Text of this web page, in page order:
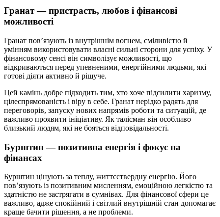
Гранат — пристрасть, любов і фінансові
можливості
Гранат пов’язують із внутрішнім вогнем, сміливістю й
умінням використовувати власні сильні сторони для успіху. У
фінансовому сенсі він символізує можливості, що
відкриваються перед упевненими, енергійними людьми, які
готові діяти активно й рішуче.
Цей камінь добре підходить тим, хто хоче підсилити харизму,
цілеспрямованість і віру в себе. Гранат нерідко радять для
переговорів, запуску нових напрямів роботи та ситуацій, де
важливо проявити ініціативу. Як талісман він особливо
близький людям, які не бояться відповідальності.
Бурштин — позитивна енергія і фокус на
фінансах
Бурштин цінують за теплу, життєствердну енергію. Його
пов’язують із позитивним мисленням, емоційною легкістю та
здатністю не застрягати в сумнівах. Для фінансової сфери це
важливо, адже спокійний і світлий внутрішній стан допомагає
краще бачити рішення, а не проблеми.